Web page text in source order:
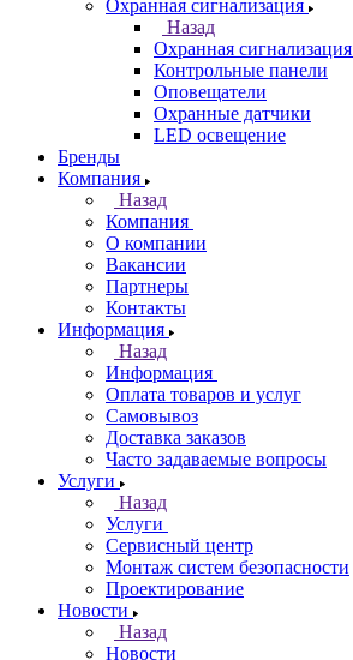
Охранная сигнализация
Назад
Охранная сигнализация
Контрольные панели
Оповещатели
Охранные датчики
LED освещение
Бренды
Компания
Назад
Компания
О компании
Вакансии
Партнеры
Контакты
Информация
Назад
Информация
Оплата товаров и услуг
Самовывоз
Доставка заказов
Часто задаваемые вопросы
Услуги
Назад
Услуги
Сервисный центр
Монтаж систем безопасности
Проектирование
Новости
Назад
Новости